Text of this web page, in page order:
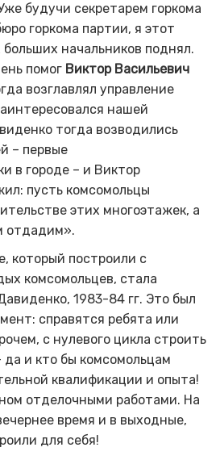
будучи секретарем горкома
горкома партии, я этот
начальников поднял.
помог Виктор Васильевич
возглавлял управление
нашей
тогда возводились
– первые
в городе – и Виктор
пусть комсомольцы
этих многоэтажек, а
отдадим».
который построили с
комсомольцев, стала
1983-84 гг. Это был
справятся ребята или
с нулевого цикла строить
да и кто бы комсомольцам
квалификации и опыта!
отделочными работами. На
время и в выходные,
для себя!